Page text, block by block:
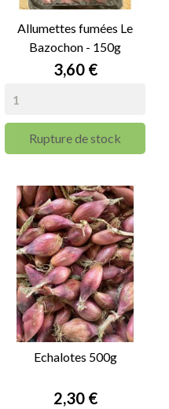
Allumettes fumées Le
Bazochon - 150g
Prix
3,60 €
Rupture de stock
Echalotes 500g
Prix
2,30 €